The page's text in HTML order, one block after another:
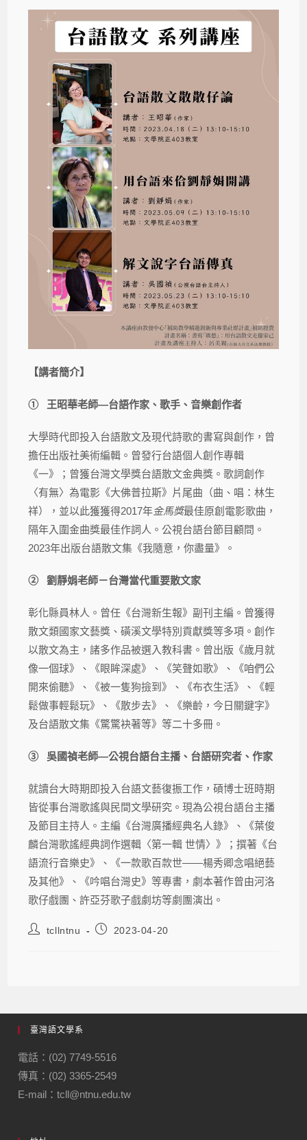
【講者簡介】
① 王昭華老師—台語作家、歌手、音樂創作者
大學時代即投入台語散文及現代詩歌的書寫與創作，曾
擔任出版社美術編輯。曾發行台語個人創作專輯
《一》；曾獲台灣文學獎台語散文金典獎。歌詞創作
〈有無〉為電影《大佛普拉斯》片尾曲（曲、唱：林生
祥），並以此獲獲得2017年金馬獎最佳原創電影歌曲，
隔年入圍金曲獎最佳作詞人。公視台語台節目顧問。
2023年出版台語散文集《我隨意，你盡量》。
②劉靜娟老師－台灣當代重要散文家
彰化縣員林人。曾任《台灣新生報》副刊主編。曾獲得
散文類國家文藝獎、磺溪文學特別貢獻獎等多項。創作
以散文為主，諸多作品被選入教科書。曾出版《歲月就
像一個球》、《眼眸深處》、《笑聲如歌》、《咱們公
開來偷聽》、《被一隻狗撿到》、《布衣生活》、《輕
鬆做事輕鬆玩》、《散步去》、《樂齡，今日關鍵字》
及台語散文集《驚驚袂著等》等二十多冊。
③ 吳國禎老師—公視台語台主播、台語研究者、作家
就讀台大時期即投入台語文藝復振工作，碩博士班時期
皆從事台灣歌謠與民間文學研究。現為公視台語台主播
及節目主持人。主編《台灣廣播經典名人錄》、《葉俊
麟台灣歌謠經典詞作選輯〈第一輯 世情〉》；撰著《台
語流行音樂史》、《一款歌百款世——楊秀卿念唱絕藝
及其他》、《吟唱台灣史》等專書，劇本著作曾由河洛
歌仔戲團、許亞芬歌子戲劇坊等劇團演出。
tcllntnu 2023-04-20
臺灣語文學系
電話：(02) 7749-5516
傳真：(02) 3365-2549
E-mail：tcll@ntnu.edu.tw